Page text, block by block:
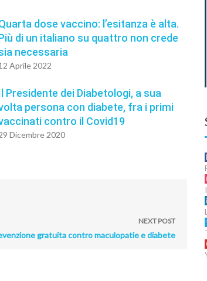
dose vaccino: l’esitanza è alta.
di un italiano su quattro non crede
necessaria
Aprile 2022
Presidente dei Diabetologi, a sua
persona con diabete, fra i primi
contro il Covid19
Dicembre 2020
NEXT POST
gratuita contro maculopatie e diabete